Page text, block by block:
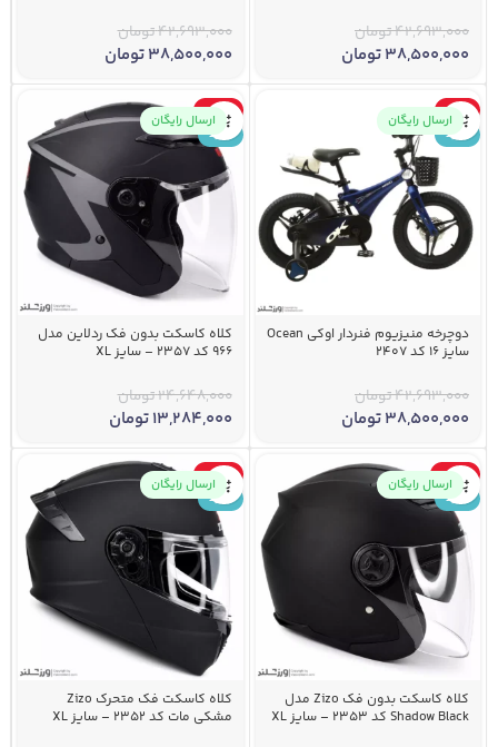
42,693,000تومان
38,500,000تومان
42,693,000تومان
38,500,000تومان
-10%
جدید
ارسال رایگان
دوچرخه منیزیوم فنردار اوکی Ocean
سایز 16 کد 2407
42,693,000تومان
38,500,000تومان
-46%
جدید
ارسال رایگان
کلاه کاسکت بدون فک ردلاین مدل
966 کد 2357 – سایز XL
24,648,000تومان
13,284,000تومان
-42%
جدید
ارسال رایگان
کلاه کاسکت بدون فک Zizo مدل
Shadow Black کد 2353 – سایز XL
-40%
جدید
ارسال رایگان
کلاه کاسکت فک متحرک Zizo
مشکی مات کد 2352 – سایز XL